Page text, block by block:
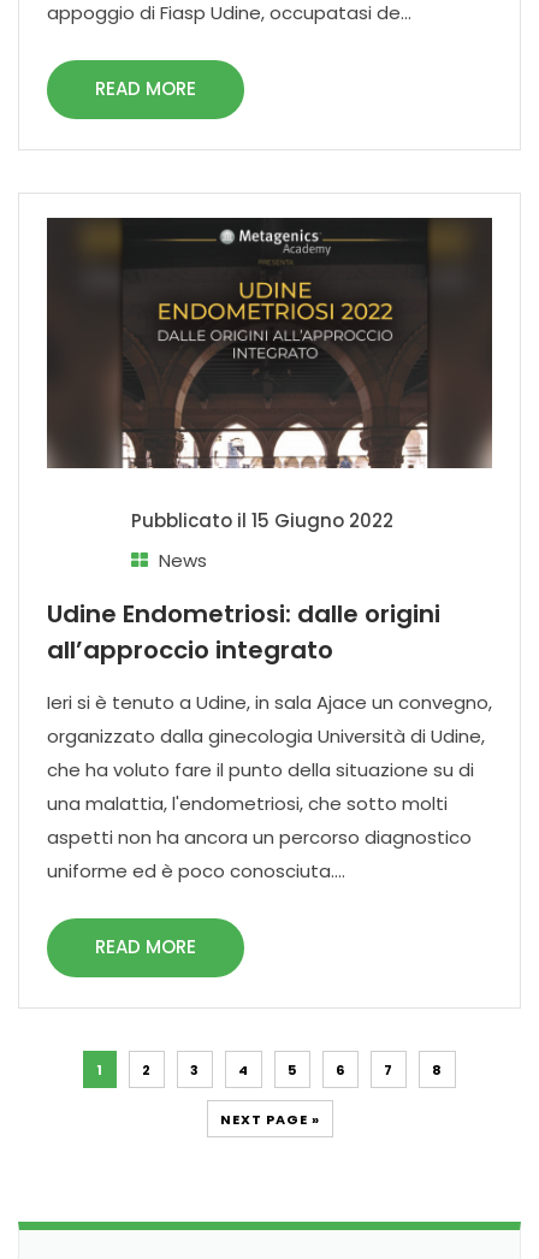
appoggio di Fiasp Udine, occupatasi de...
READ MORE
Pubblicato il 15 Giugno 2022
News
Udine Endometriosi: dalle origini
all’approccio integrato
Ieri si è tenuto a Udine, in sala Ajace un convegno,
organizzato dalla ginecologia Università di Udine,
che ha voluto fare il punto della situazione su di
una malattia, l'endometriosi, che sotto molti
aspetti non ha ancora un percorso diagnostico
uniforme ed è poco conosciuta....
READ MORE
1 2 3 4 5 6 7 8
NEXT PAGE »